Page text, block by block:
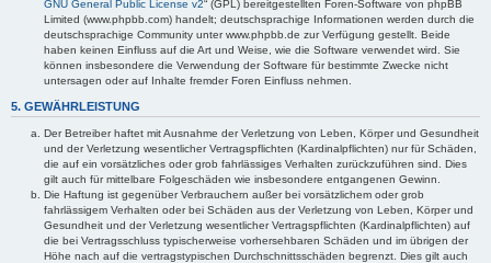
GNU General Public License v2“ (GPL) bereitgestellten Foren-Software von phpBB
Limited (www.phpbb.com) handelt; deutschsprachige Informationen werden durch die
deutschsprachige Community unter www.phpbb.de zur Verfügung gestellt. Beide
haben keinen Einfluss auf die Art und Weise, wie die Software verwendet wird. Sie
können insbesondere die Verwendung der Software für bestimmte Zwecke nicht
untersagen oder auf Inhalte fremder Foren Einfluss nehmen.
5. GEWÄHRLEISTUNG
Der Betreiber haftet mit Ausnahme der Verletzung von Leben, Körper und Gesundheit
und der Verletzung wesentlicher Vertragspflichten (Kardinalpflichten) nur für Schäden,
die auf ein vorsätzliches oder grob fahrlässiges Verhalten zurückzuführen sind. Dies
gilt auch für mittelbare Folgeschäden wie insbesondere entgangenen Gewinn.
Die Haftung ist gegenüber Verbrauchern außer bei vorsätzlichem oder grob
fahrlässigem Verhalten oder bei Schäden aus der Verletzung von Leben, Körper und
Gesundheit und der Verletzung wesentlicher Vertragspflichten (Kardinalpflichten) auf
die bei Vertragsschluss typischerweise vorhersehbaren Schäden und im übrigen der
Höhe nach auf die vertragstypischen Durchschnittsschäden begrenzt. Dies gilt auch